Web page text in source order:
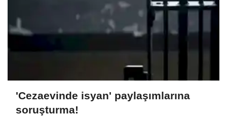
'Cezaevinde isyan' paylaşımlarına
soruşturma!